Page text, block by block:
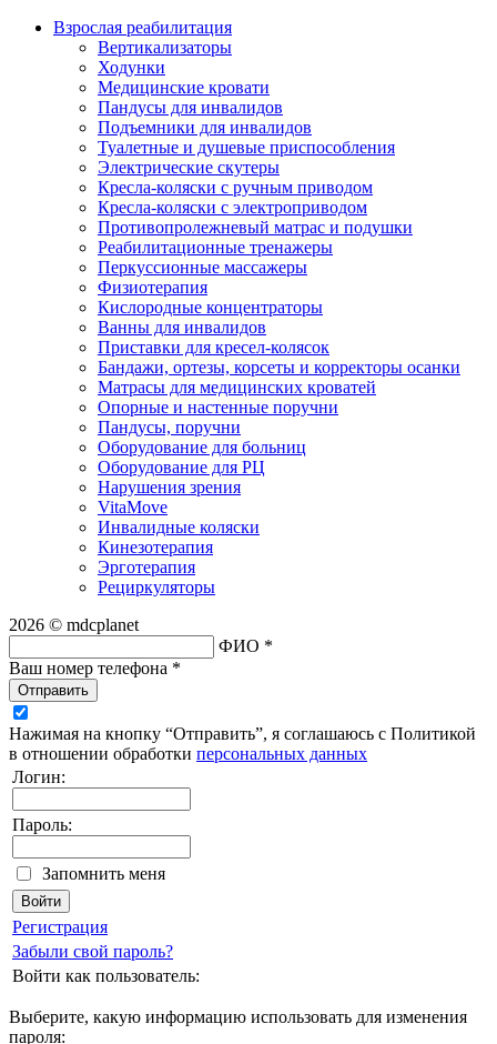
Взрослая реабилитация
Вертикализаторы
Ходунки
Медицинские кровати
Пандусы для инвалидов
Подъемники для инвалидов
Туалетные и душевые приспособления
Электрические скутеры
Кресла-коляски с ручным приводом
Кресла-коляски с электроприводом
Противопролежневый матрас и подушки
Реабилитационные тренажеры
Перкуссионные массажеры
Физиотерапия
Кислородные концентраторы
Ванны для инвалидов
Приставки для кресел-колясок
Бандажи, ортезы, корсеты и корректоры осанки
Матрасы для медицинских кроватей
Опорные и настенные поручни
Пандусы, поручни
Оборудование для больниц
Оборудование для РЦ
Нарушения зрения
VitaMove
Инвалидные коляски
Кинезотерапия
Эрготерапия
Рециркуляторы
2026 © mdcplanet
ФИО *
Ваш номер телефона *
Отправить
Нажимая на кнопку “Отправить”, я соглашаюсь с Политикой
в отношении обработки персональных данных
Логин:
Пароль:
Запомнить меня
Регистрация
Забыли свой пароль?
Войти как пользователь:
Выберите, какую информацию использовать для изменения
пароля: